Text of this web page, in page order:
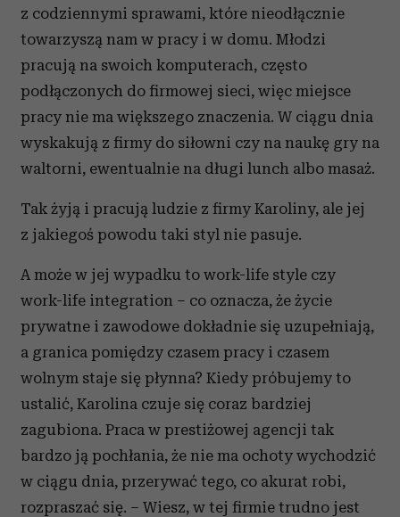
z codziennymi sprawami, które nieodłącznie
towarzyszą nam w pracy i w domu. Młodzi
pracują na swoich komputerach, często
podłączonych do firmowej sieci, więc miejsce
pracy nie ma większego znaczenia. W ciągu dnia
wyskakują z firmy do siłowni czy na naukę gry na
waltorni, ewentualnie na długi lunch albo masaż.
Tak żyją i pracują ludzie z firmy Karoliny, ale jej
z jakiegoś powodu taki styl nie pasuje.
A może w jej wypadku to work-life style czy
work-life integration – co oznacza, że życie
prywatne i zawodowe dokładnie się uzupełniają,
a granica pomiędzy czasem pracy i czasem
wolnym staje się płynna? Kiedy próbujemy to
ustalić, Karolina czuje się coraz bardziej
zagubiona. Praca w prestiżowej agencji tak
bardzo ją pochłania, że nie ma ochoty wychodzić
w ciągu dnia, przerywać tego, co akurat robi,
rozpraszać się. – Wiesz, w tej firmie trudno jest